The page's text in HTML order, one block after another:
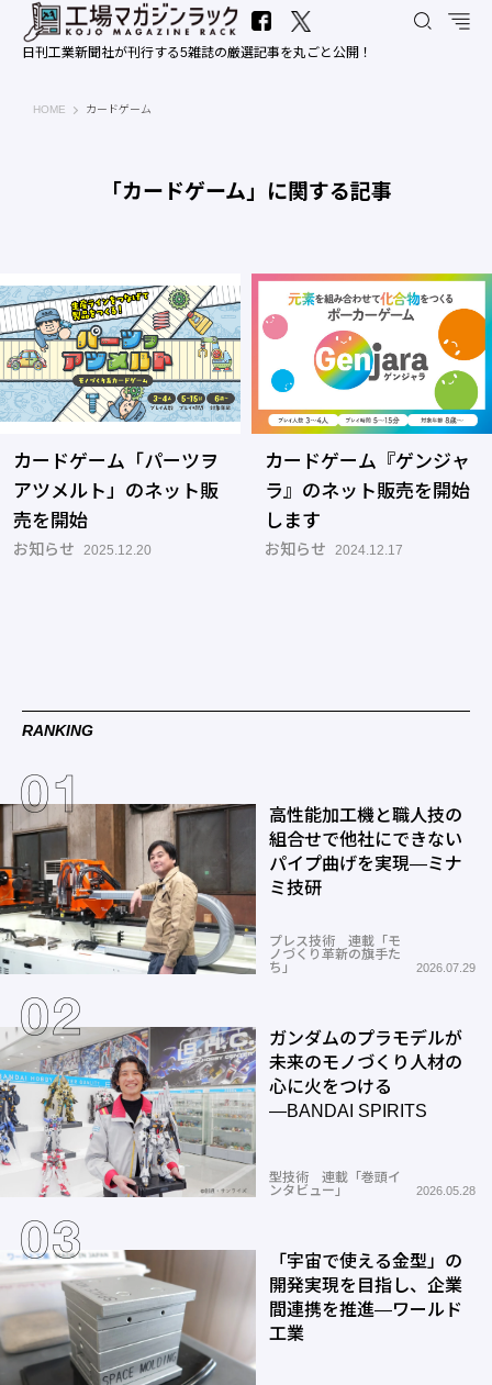
日刊工業新聞社が刊行する5雑誌の厳選記事を丸ごと公開！
HOME 工場マガジンラック｜日刊工業新聞社
カードゲーム
「カードゲーム」に関する記事
カードゲーム「パーツヲ
アツメルト」のネット販
売を開始
お知らせ 2025.12.20
カードゲーム『ゲンジャ
ラ』のネット販売を開始
します
お知らせ 2024.12.17
RANKING
高性能加工機と職人技の
組合せで他社にできない
パイプ曲げを実現―ミナ
ミ技研
プレス技術 連載「モ
ノづくり革新の旗手た
ち」
2026.07.29
ガンダムのプラモデルが
未来のモノづくり人材の
心に火をつける
―BANDAI SPIRITS
型技術 連載「巻頭イ
ンタビュー」
2026.05.28
「宇宙で使える金型」の
開発実現を目指し、企業
間連携を推進―ワールド
工業